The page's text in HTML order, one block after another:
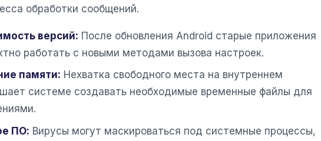
обработки сообщений.
версий: После обновления Android старые приложения
работать с новыми методами вызова настроек.
памяти: Нехватка свободного места на внутреннем
системе создавать необходимые временные файлы для
ПО: Вирусы могут маскироваться под системные процессы,